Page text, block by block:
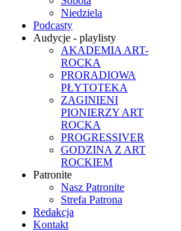
Niedziela
Podcasty
Audycje - playlisty
AKADEMIA ART-
ROCKA
PRORADIOWA
PŁYTOTEKA
ZAGINIENI
PIONIERZY ART
ROCKA
PROGRESSIVER
GODZINA Z ART
ROCKIEM
Patronite
Nasz Patronite
Strefa Patrona
Redakcja
Kontakt